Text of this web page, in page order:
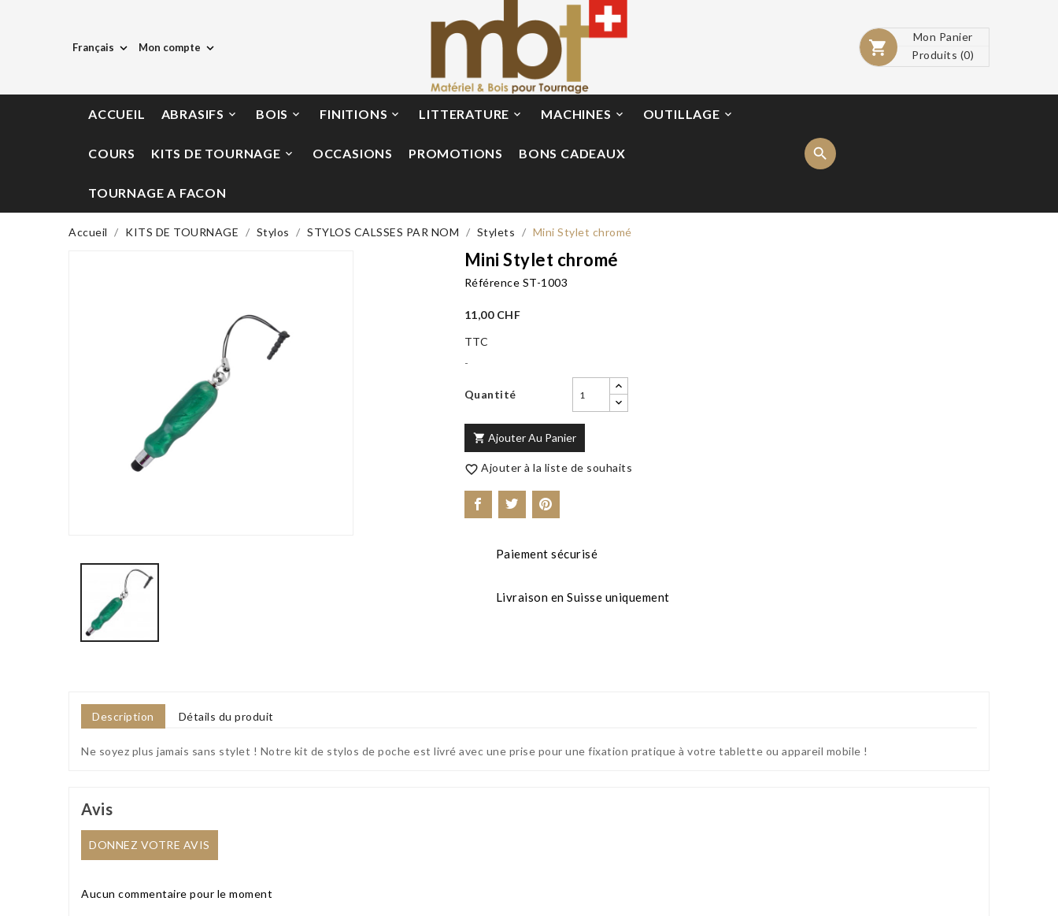
Français  Mon compte  
Mon Panier
Produits (0)
ACCUEIL ABRASIFS  BOIS  FINITIONS  LITTERATURE  MACHINES  OUTILLAGE 
COURS KITS DE TOURNAGE  OCCASIONS PROMOTIONS BONS CADEAUX
TOURNAGE A FACON
Accueil KITS DE TOURNAGE Stylos STYLOS CALSSES PAR NOM Stylets Mini Stylet chromé
Mini Stylet chromé
Référence ST-1003
11,00 CHF
TTC
-
Quantité
 Ajouter Au Panier
 Ajouter à la liste de souhaits
Paiement sécurisé
Livraison en Suisse uniquement
Description Détails du produit
Ne soyez plus jamais sans stylet ! Notre kit de stylos de poche est livré avec une prise pour une fixation pratique à votre tablette ou appareil mobile !
Avis
DONNEZ VOTRE AVIS
Aucun commentaire pour le moment